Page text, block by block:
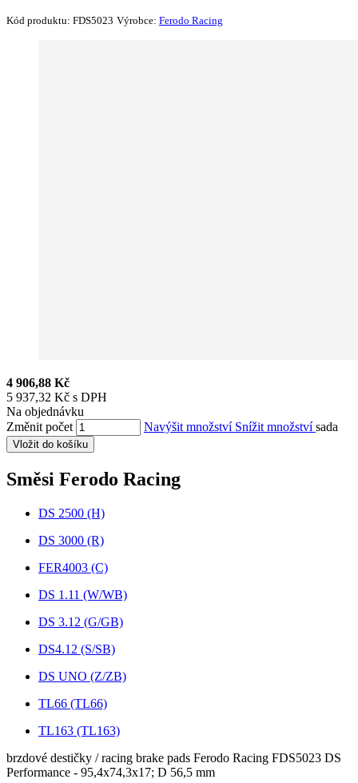
Kód produktu: FDS5023 Výrobce: Ferodo Racing
4 906,88 Kč
5 937,32 Kč s DPH
Na objednávku
Změnit počet
Navýšit množství Snížit množstvísada
Vložit do košíku
Směsi Ferodo Racing
DS 2500 (H)
DS 3000 (R)
FER4003 (C)
DS 1.11 (W/WB)
DS 3.12 (G/GB)
DS4.12 (S/SB)
DS UNO (Z/ZB)
TL66 (TL66)
TL163 (TL163)
brzdové destičky / racing brake pads Ferodo Racing FDS5023 DS
Performance - 95,4x74,3x17; D 56,5 mm